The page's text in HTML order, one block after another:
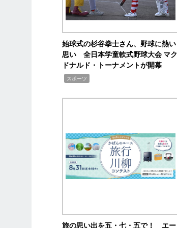
始球式の杉谷拳士さん、野球に熱い
思い 全日本学童軟式野球大会 マク
ドナルド・トーナメントが開幕
スポーツ
旅の思い出を五・七・五で！ エー